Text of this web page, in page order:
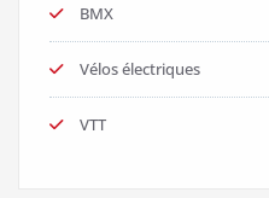
BMX
Vélos électriques
VTT